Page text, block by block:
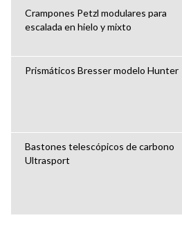
Crampones Petzl modulares para
escalada en hielo y mixto
Prismáticos Bresser modelo Hunter
Bastones telescópicos de carbono
Ultrasport